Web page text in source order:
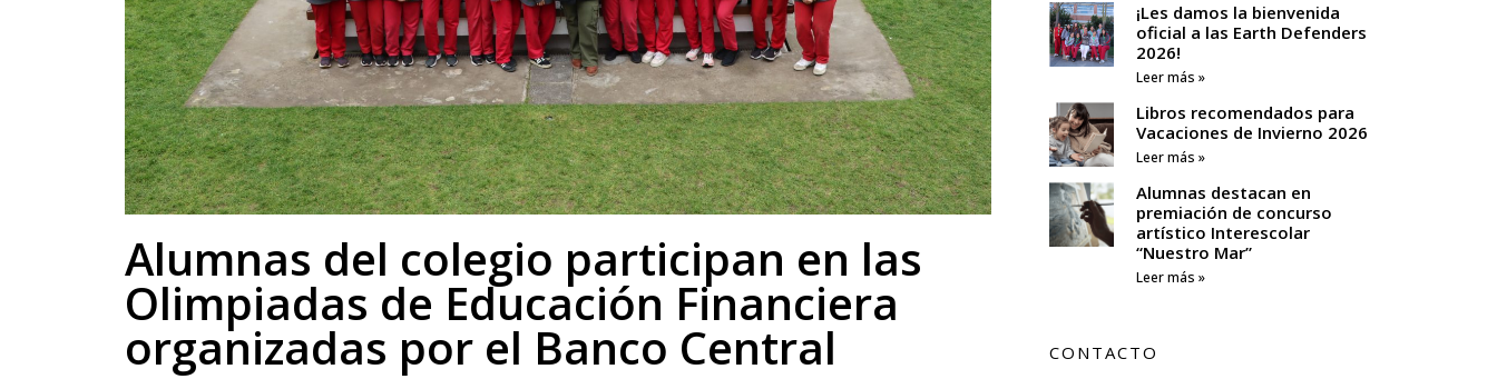
Alumnas del colegio participan en las
Olimpiadas de Educación Financiera
organizadas por el Banco Central
¡Les damos la bienvenida
oficial a las Earth Defenders
2026!
Leer más »
Libros recomendados para
Vacaciones de Invierno 2026
Leer más »
Alumnas destacan en
premiación de concurso
artístico Interescolar
“Nuestro Mar”
Leer más »
CONTACTO